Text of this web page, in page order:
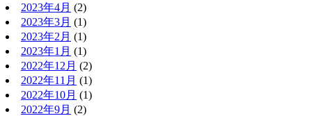
2023年4月 (2)
2023年3月 (1)
2023年2月 (1)
2023年1月 (1)
2022年12月 (2)
2022年11月 (1)
2022年10月 (1)
2022年9月 (2)